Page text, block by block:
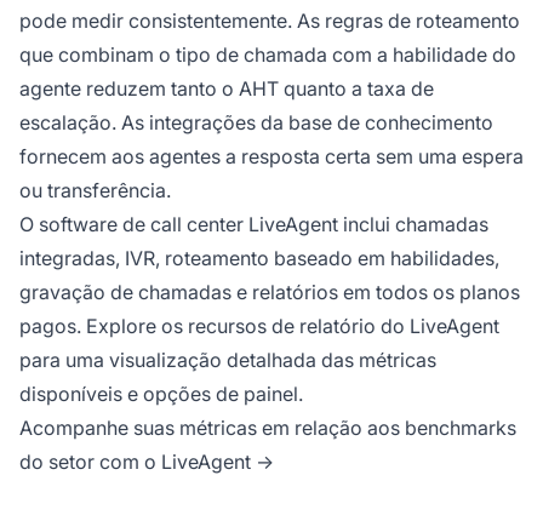
pode medir consistentemente. As regras de roteamento
que combinam o tipo de chamada com a habilidade do
agente reduzem tanto o AHT quanto a taxa de
escalação. As integrações da base de conhecimento
fornecem aos agentes a resposta certa sem uma espera
ou transferência.
O software de call center LiveAgent inclui chamadas
integradas, IVR, roteamento baseado em habilidades,
gravação de chamadas e relatórios em todos os planos
pagos. Explore os recursos de relatório do LiveAgent
para uma visualização detalhada das métricas
disponíveis e opções de painel.
Acompanhe suas métricas em relação aos benchmarks
do setor com o LiveAgent →